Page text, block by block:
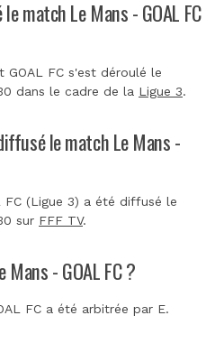
match Le Mans - GOAL FC
FC s'est déroulé le
dans le cadre de la Ligue 3.
le match Le Mans -
(Ligue 3) a été diffusé le
sur FFF TV.
- GOAL FC ?
FC a été arbitrée par E.